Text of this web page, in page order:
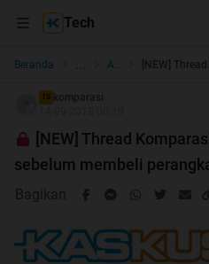
Tech
Beranda ... Android
TS
komparasi
[NEW] Thread
sebelum membeli
Bagikan